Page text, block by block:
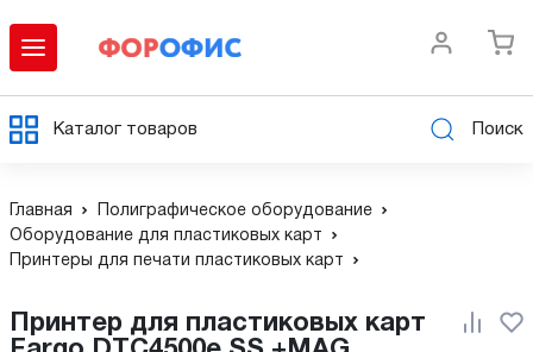
Каталог товаров Поиск
Главная
Полиграфическое оборудование
Оборудование для пластиковых карт
Принтеры для печати пластиковых карт